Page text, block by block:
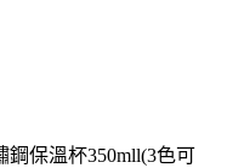
鋼保溫杯350mll(3色可